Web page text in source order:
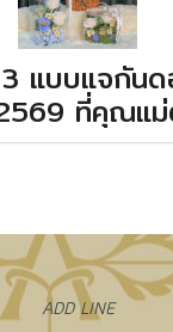
แบบแจกัน
ที่คุณแม่
​ADD LINE